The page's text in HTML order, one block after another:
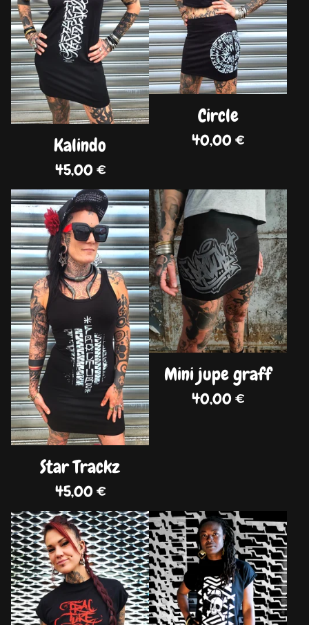
Kalindo
45,00€
Circle
40,00€
Star Trackz
45,00€
DISPO
Mini jupe graff
40,00€
DISPO
DISPO DISPO